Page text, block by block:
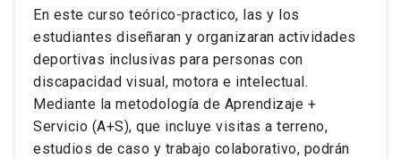
En este curso teórico-practico, las y los
estudiantes diseñaran y organizaran actividades
deportivas inclusivas para personas con
discapacidad visual, motora e intelectual.
Mediante la metodología de Aprendizaje +
Servicio (A+S), que incluye visitas a terreno,
estudios de caso y trabajo colaborativo, podrán